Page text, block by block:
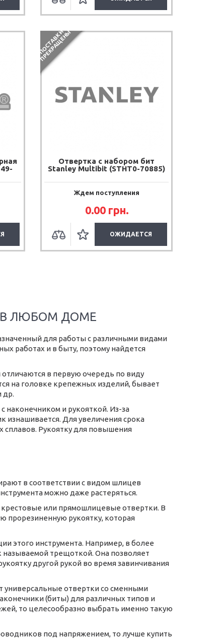
П
О
С
Т
А
В
К
И
П
Р
Е
К
Р
А
Щ
Е
Н
Ы
Отвертка с набором бит
Stanley Multibit (STHT0-70885)
Ждем поступления
0.00грн.
ОЖИДАЕТСЯ
В ЛЮБОМ ДОМЕ
для работы с различными видами
работах и в быту, поэтому найдется
в первую очередь по виду
на головке крепежных изделий, бывает
др.
наконечником и рукояткой. Из-за
изнашивается. Для увеличения срока
сплавов. Рукоятку для повышения
в соответствии с видом шлицев
можно даже растеряться.
или прямошлицевые отвертки. В
прорезиненную рукоятку, которая
этого инструмента. Например, в более
трещоткой. Она позволяет
другой рукой во время завинчивания
отвертки со сменными
(биты) для различных типов и
то целесообразно выбрать именно такую
под напряжением, то лучше купить